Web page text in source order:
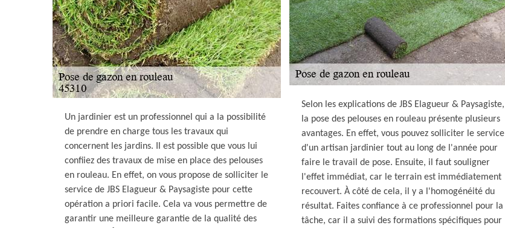
Un jardinier est un professionnel qui a la possibilité
de prendre en charge tous les travaux qui
concernent les jardins. Il est possible que vous lui
confiiez des travaux de mise en place des pelouses
en rouleau. En effet, on vous propose de solliciter le
service de JBS Elagueur & Paysagiste pour cette
opération a priori facile. Cela va vous permettre de
garantir une meilleure garantie de la qualité des
Selon les explications de JBS Elagueur & Paysagiste,
la pose des pelouses en rouleau présente plusieurs
avantages. En effet, vous pouvez solliciter le service
d'un artisan jardinier tout au long de l'année pour
faire le travail de pose. Ensuite, il faut souligner
l'effet immédiat, car le terrain est immédiatement
recouvert. À côté de cela, il y a l'homogénéité du
résultat. Faites confiance à ce professionnel pour la
tâche, car il a suivi des formations spécifiques pour